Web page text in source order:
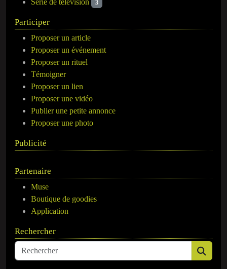
Série de télévision 3
Participer
Proposer un article
Proposer un événement
Proposer un rituel
Témoigner
Proposer un lien
Proposer une vidéo
Publier une petite annonce
Proposer une photo
Publicité
Partenaire
Muse
Boutique de goodies
Application
Rechercher